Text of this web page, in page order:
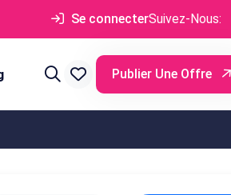
Se connecterSuivez-Nous:
Publier Une Offre